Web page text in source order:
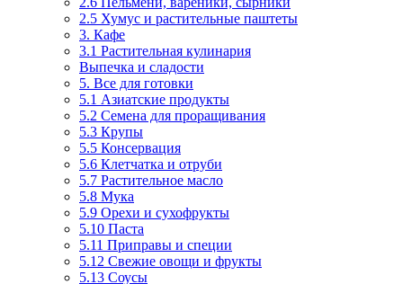
2.5 Хумус и растительные паштеты
3. Кафе
3.1 Растительная кулинария
Выпечка и сладости
5. Все для готовки
5.1 Азиатские продукты
5.2 Семена для проращивания
5.3 Крупы
5.5 Консервация
5.6 Клетчатка и отруби
5.7 Растительное масло
5.8 Мука
5.9 Орехи и сухофрукты
5.10 Паста
5.11 Приправы и специи
5.12 Свежие овощи и фрукты
5.13 Соусы